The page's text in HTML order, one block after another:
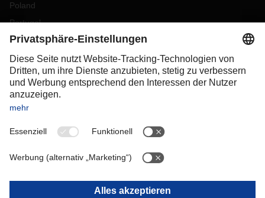
Poland
Portugal
Romania
Slovakia
Spain
Sweden
Switzerland
OCEANIA